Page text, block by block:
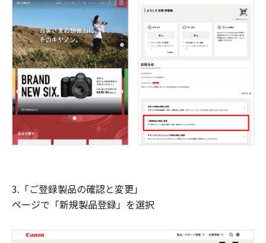
3.「ご登録製品の確認と変更」
ページで「新規製品登録」を選択